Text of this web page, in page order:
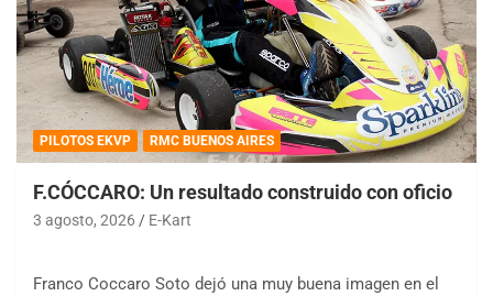
PILOTOS EKVP RMC BUENOS AIRES
F.CÓCCARO: Un resultado construido con oficio
3 agosto, 2026 E-Kart
Franco Coccaro Soto dejó una muy buena imagen en el